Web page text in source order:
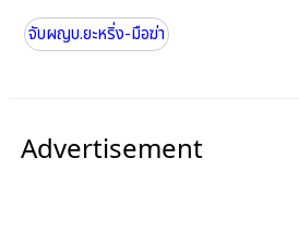
จับผญบ.ยะหริ่ง-มือฆ่า
Advertisement